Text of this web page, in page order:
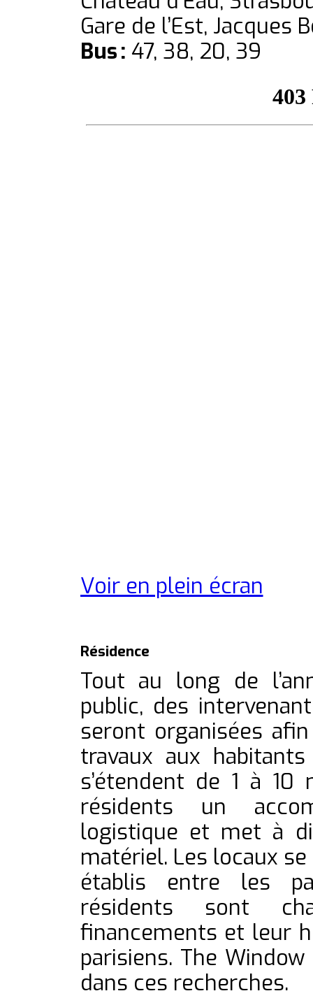
Gare de l’Est, Jacques
Bus : 47, 38, 20, 39
Voir en plein écran
Résidence
Tout au long de
public, des
seront organisées
travaux aux
s’étendent de 1 à
résidents un
logistique et met à
matériel. Les locaux
établis entre les
résidents sont
financements et leur
parisiens. The
dans ces recherches.